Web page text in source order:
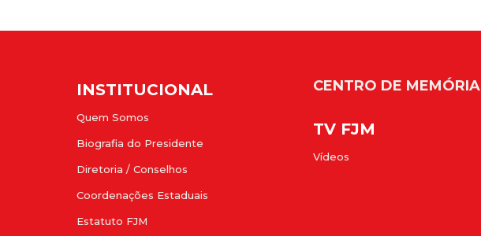
INSTITUCIONAL
Quem Somos
Biografia do Presidente
Diretoria / Conselhos
Coordenações Estaduais
Estatuto FJM
CENTRO DE MEMÓRIA
TV FJM
Vídeos